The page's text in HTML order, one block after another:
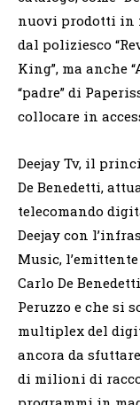
nuovi prodotti in
dal poliziesco
King”, ma anche
“padre” di
collocare in
Deejay Tv, il
De Benedetti,
telecomando
Deejay con
Music,
Carlo De
Peruzzo e che si
multiplex del
ancora da
di milioni di